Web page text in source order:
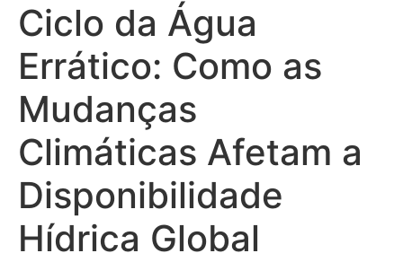
Ciclo da Água
Errático: Como as
Mudanças
Climáticas Afetam a
Disponibilidade
Hídrica Global